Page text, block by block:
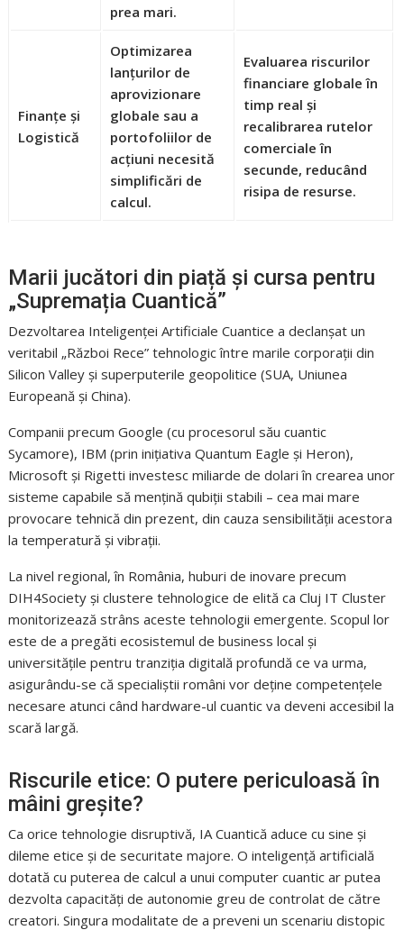
prea mari.
Finanțe și
Logistică
Optimizarea
lanțurilor de
aprovizionare
globale sau a
portofoliilor de
acțiuni necesită
simplificări de
calcul.
Evaluarea riscurilor
financiare globale în
timp real și
recalibrarea rutelor
comerciale în
secunde, reducând
risipa de resurse.
Marii jucători din piață și cursa pentru
„Supremația Cuantică”
Dezvoltarea Inteligenței Artificiale Cuantice a declanșat un
veritabil „Război Rece” tehnologic între marile corporații din
Silicon Valley și superputerile geopolitice (SUA, Uniunea
Europeană și China).
Companii precum Google (cu procesorul său cuantic
Sycamore), IBM (prin inițiativa Quantum Eagle și Heron),
Microsoft și Rigetti investesc miliarde de dolari în crearea unor
sisteme capabile să mențină qubiții stabili – cea mai mare
provocare tehnică din prezent, din cauza sensibilității acestora
la temperatură și vibrații.
La nivel regional, în România, huburi de inovare precum
DIH4Society și clustere tehnologice de elită ca Cluj IT Cluster
monitorizează strâns aceste tehnologii emergente. Scopul lor
este de a pregăti ecosistemul de business local și
universitățile pentru tranziția digitală profundă ce va urma,
asigurându-se că specialiștii români vor deține competențele
necesare atunci când hardware-ul cuantic va deveni accesibil la
scară largă.
Riscurile etice: O putere periculoasă în
mâini greșite?
Ca orice tehnologie disruptivă, IA Cuantică aduce cu sine și
dileme etice și de securitate majore. O inteligență artificială
dotată cu puterea de calcul a unui computer cuantic ar putea
dezvolta capacități de autonomie greu de controlat de către
creatori. Singura modalitate de a preveni un scenariu distopic